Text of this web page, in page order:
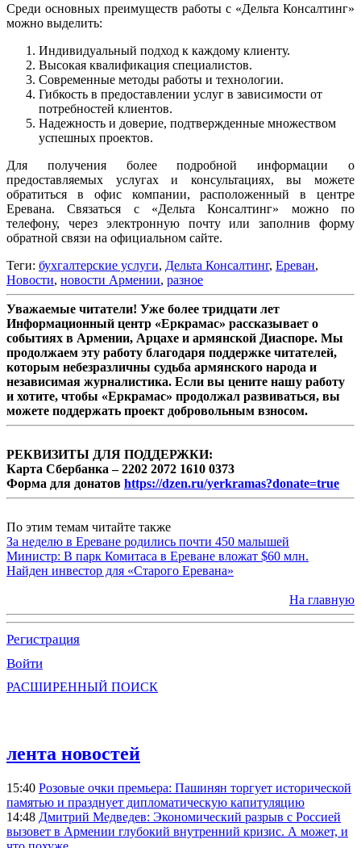
Среди основных преимуществ работы с «Дельта Консалтинг»
можно выделить:
Индивидуальный подход к каждому клиенту.
Высокая квалификация специалистов.
Современные методы работы и технологии.
Гибкость в предоставлении услуг в зависимости от
потребностей клиентов.
Надежность и доверие, подтвержденные множеством
успешных проектов.
Для получения более подробной информации о
предоставляемых услугах и консультациях, вы можете
обратиться в офис компании, расположенный в центре
Еревана. Связаться с «Дельта Консалтинг» можно по
телефону, через электронную почту или заполнив форму
обратной связи на официальном сайте.
Теги: бухгалтерские услуги, Дельта Консалтинг, Ереван,
Новости, новости Армении, разное
Уважаемые читатели! Уже более тридцати лет
Информационный центр «Еркрамас» рассказывает о
событиях в Армении, Арцахе и армянской Диаспоре. Мы
продолжаем эту работу благодаря поддержке читателей,
которым небезразличны судьба армянского народа и
независимая журналистика. Если вы цените нашу работу
и хотите, чтобы «Еркрамас» продолжал развиваться, вы
можете поддержать проект добровольным взносом.
РЕКВИЗИТЫ ДЛЯ ПОДДЕРЖКИ:
Карта Сбербанка – 2202 2072 1610 0373
Форма для донатов https://dzen.ru/yerkramas?donate=true
По этим темам читайте также
За неделю в Ереване родились почти 450 малышей
Министр: В парк Комитаса в Ереване вложат $60 млн.
Найден инвестор для «Старого Еревана»
На главную
Регистрация
Войти
РАСШИРЕННЫЙ ПОИСК
лента новостей
15:40 Розовые очки премьера: Пашинян торгует исторической
памятью и празднует дипломатическую капитуляцию
14:48 Дмитрий Медведев: Экономический разрыв с Россией
вызовет в Армении глубокий внутренний кризис. А может, и